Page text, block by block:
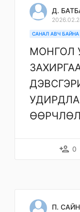
Д.
САНАЛ АВЧ БАЙНА
МОНГОЛ
person_add 0
П.